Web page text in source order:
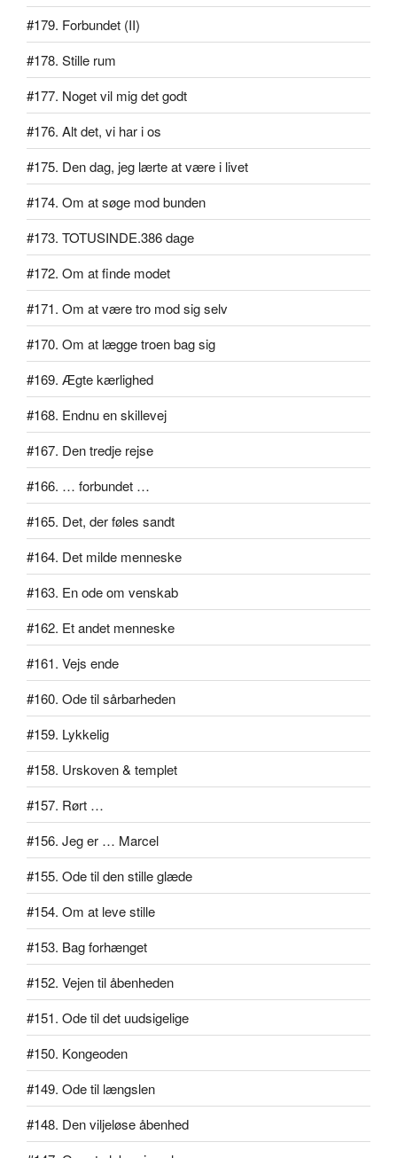
#179. Forbundet (II)
#178. Stille rum
#177. Noget vil mig det godt
#176. Alt det, vi har i os
#175. Den dag, jeg lærte at være i livet
#174. Om at søge mod bunden
#173. TOTUSINDE.386 dage
#172. Om at finde modet
#171. Om at være tro mod sig selv
#170. Om at lægge troen bag sig
#169. Ægte kærlighed
#168. Endnu en skillevej
#167. Den tredje rejse
#166. … forbundet …
#165. Det, der føles sandt
#164. Det milde menneske
#163. En ode om venskab
#162. Et andet menneske
#161. Vejs ende
#160. Ode til sårbarheden
#159. Lykkelig
#158. Urskoven & templet
#157. Rørt …
#156. Jeg er … Marcel
#155. Ode til den stille glæde
#154. Om at leve stille
#153. Bag forhænget
#152. Vejen til åbenheden
#151. Ode til det uudsigelige
#150. Kongeoden
#149. Ode til længslen
#148. Den viljeløse åbenhed